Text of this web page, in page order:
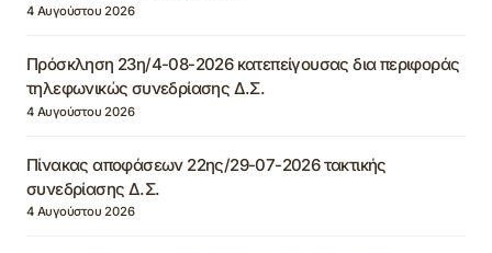
4 Αυγούστου 2026
Πρόσκληση 23η/4-08-2026 κατεπείγουσας δια περιφοράς
τηλεφωνικώς συνεδρίασης Δ.Σ.
4 Αυγούστου 2026
Πίνακας αποφάσεων 22ης/29-07-2026 τακτικής
συνεδρίασης Δ.Σ.
4 Αυγούστου 2026